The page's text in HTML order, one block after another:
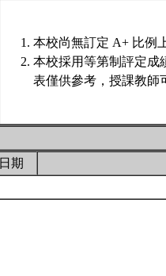
本校尚無訂定 A+ 比例
本校採用等第制評定成
表僅供參考，授課教師
日期